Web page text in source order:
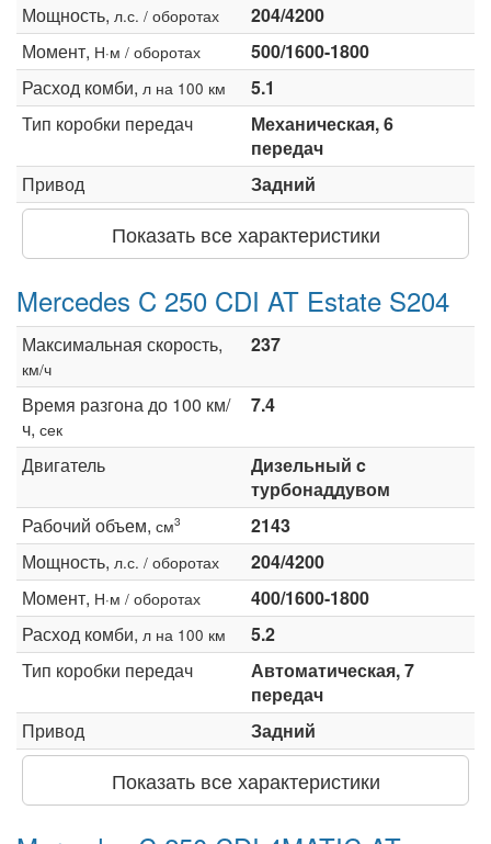
Мощность, л.с. / оборотах
204/4200
Момент, Н·м / оборотах
500/1600-1800
Расход комби, л на 100 км
5.1
Тип коробки передач
Механическая, 6
передач
Привод
Задний
Показать все характеристики
Mercedes C 250 CDI AT Estate S204
Максимальная скорость,
км/ч
237
Время разгона до 100 км/
ч, сек
7.4
Двигатель
Дизельный c
турбонаддувом
Рабочий объем, см3
2143
Мощность, л.с. / оборотах
204/4200
Момент, Н·м / оборотах
400/1600-1800
Расход комби, л на 100 км
5.2
Тип коробки передач
Автоматическая, 7
передач
Привод
Задний
Показать все характеристики